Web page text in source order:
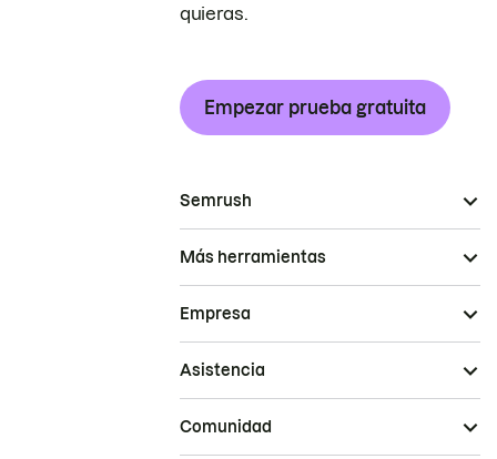
quieras.
Empezar prueba gratuita
Semrush
Más herramientas
Empresa
Asistencia
Comunidad